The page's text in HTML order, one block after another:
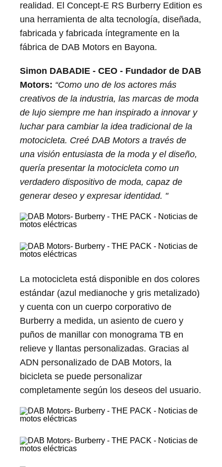
realidad. El Concept-E RS Burberry Edition es
una herramienta de alta tecnología, diseñada,
fabricada y fabricada íntegramente en la
fábrica de DAB Motors en Bayona.
Simon DABADIE - CEO - Fundador de DAB
Motors: “Como uno de los actores más
creativos de la industria, las marcas de moda
de lujo siempre me han inspirado a innovar y
luchar para cambiar la idea tradicional de la
motocicleta. Creé DAB Motors a través de
una visión entusiasta de la moda y el diseño,
quería presentar la motocicleta como un
verdadero dispositivo de moda, capaz de
generar deseo y expresar identidad. "
La motocicleta está disponible en dos colores
estándar (azul medianoche y gris metalizado)
y cuenta con un cuerpo corporativo de
Burberry a medida, un asiento de cuero y
puños de manillar con monograma TB en
relieve y llantas personalizadas. Gracias al
ADN personalizado de DAB Motors, la
bicicleta se puede personalizar
completamente según los deseos del usuario.